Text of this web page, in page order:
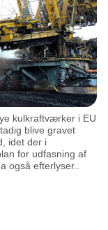
kulkraftværker i EU
blive gravet
idet der i
for udfasning af
også efterlyser..